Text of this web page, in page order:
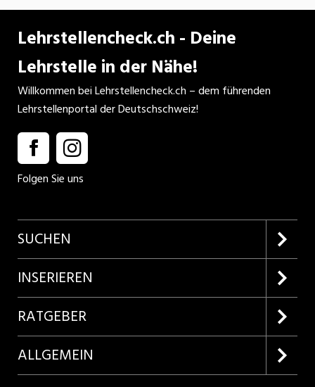
Lehrstellencheck.ch - Deine
Lehrstelle in der Nähe!
Willkommen bei Lehrstellencheck.ch – dem führenden
Lehrstellenportal der Deutschschweiz!
Folgen Sie uns
SUCHEN
Firmenprofile entdecken
Lehrstellen suchen
INSERIEREN
Kundenlogin
Inserieren
Produkte
RATGEBER
Lehrberufe entdecken
ALLGEMEIN